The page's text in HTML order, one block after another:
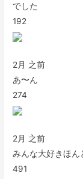
でした
192
2月 之前
あ〜ん
274
2月 之前
みんな大好きほん
491